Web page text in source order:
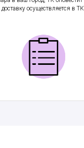
доставку осуществляется в